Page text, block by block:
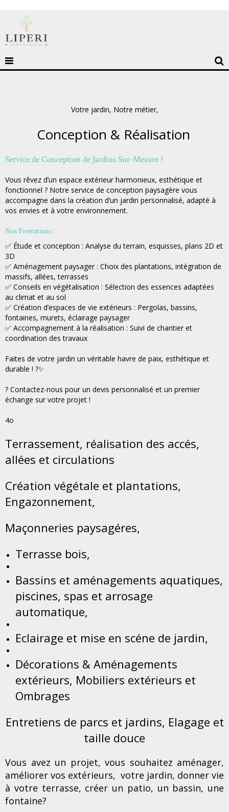
Votre jardin, Notre métier,
Conception & Réalisation
Service de Conception de Jardins Sur-Mesure ?
Vous rêvez d’un espace extérieur harmonieux, esthétique et
fonctionnel ? Notre service de conception paysagère vous
accompagne dans la création d’un jardin personnalisé, adapté à
vos envies et à votre environnement.
Nos Prestations :
✅ Étude et conception : Analyse du terrain, esquisses, plans 2D et
3D
✅ Aménagement paysager : Choix des plantations, intégration de
massifs, allées, terrasses
✅ Conseils en végétalisation : Sélection des essences adaptées
au climat et au sol
✅ Création d’espaces de vie extérieurs : Pergolas, bassins,
fontaines, murets, éclairage paysager
✅ Accompagnement à la réalisation : Suivi de chantier et
coordination des travaux
Faites de votre jardin un véritable havre de paix, esthétique et
durable ! ?✨
? Contactez-nous pour un devis personnalisé et un premier
échange sur votre projet !
4o
Terrassement, réalisation des accés,
allées et circulations
Création végétale et plantations,
Engazonnement,
Maçonneries paysagéres,
Terrasse bois,
Bassins et aménagements aquatiques,
piscines, spas et arrosage
automatique,
Eclairage et mise en scéne de jardin,
Décorations & Aménagements
extérieurs, Mobiliers extérieurs et
Ombrages
Entretiens de parcs et jardins, Elagage et
taille douce
Vous avez un projet, vous souhaitez aménager,
améliorer vos extérieurs, votre jardin, donner vie
à votre terrasse, créer un patio, un bassin, une
fontaine?